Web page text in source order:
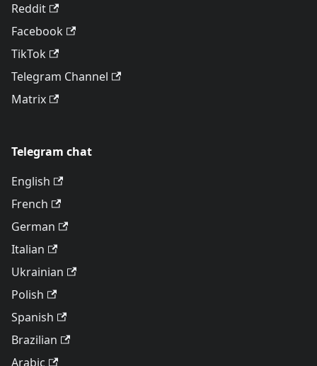
Reddit
Facebook
TikTok
Telegram Channel
Matrix
Telegram chat
English
French
German
Italian
Ukrainian
Polish
Spanish
Brazilian
Arabic